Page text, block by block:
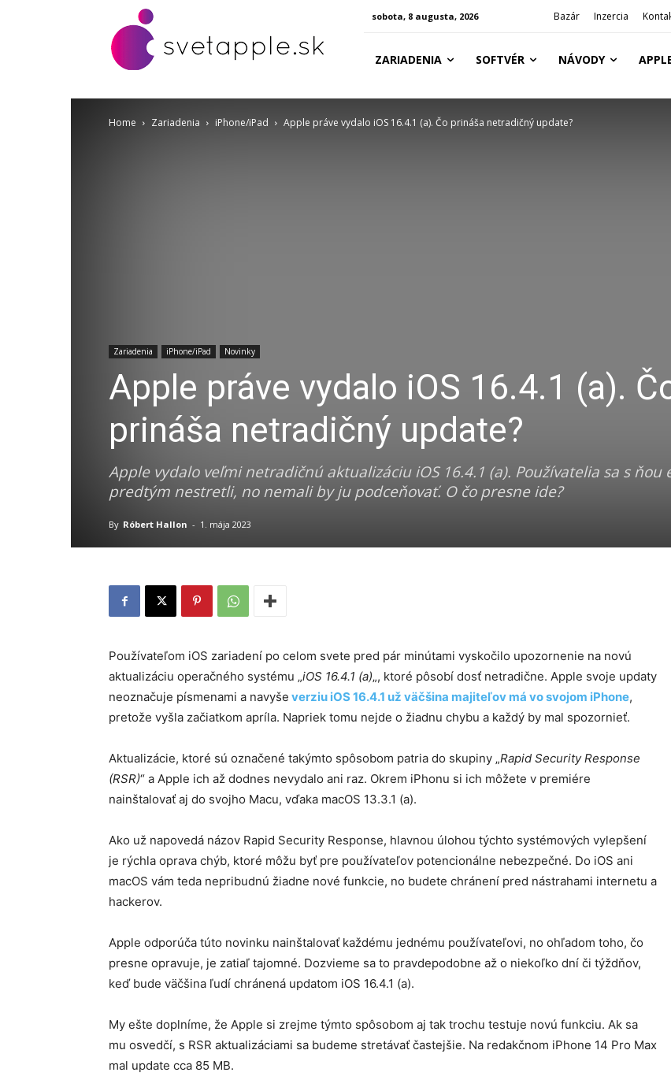
sobota, 8 augusta, 2026 Bazár Inzercia
ZARIADENIA SOFTVÉR NÁVODY
Home Zariadenia iPhone/iPad Apple práve vydalo iOS 16.4.1 (a). Čo prináša netradičný update?
Zariadenia iPhone/iPad Novinky
Apple práve vydalo iOS 16.4.1 (a).
prináša netradičný update?
Apple vydalo veľmi netradičnú aktualizáciu iOS 16.4.1 (a). Používatelia sa s ňou
predtým nestretli, no nemali by ju podceňovať. O čo presne ide?
By Róbert Hallon - 1. mája 2023
Používateľom iOS zariadení po celom svete pred pár minútami vyskočilo upozornenie na novú
aktualizáciu operačného systému „iOS 16.4.1 (a)„, ktoré pôsobí dosť netradične. Apple svoje updaty
neoznačuje písmenami a navyše verziu iOS 16.4.1 už väčšina majiteľov má vo svojom iPhone,
pretože vyšla začiatkom apríla. Napriek tomu nejde o žiadnu chybu a každý by mal spozornieť.
Aktualizácie, ktoré sú označené takýmto spôsobom patria do skupiny „Rapid Security Response
(RSR)“ a Apple ich až dodnes nevydalo ani raz. Okrem iPhonu si ich môžete v premiére
nainštalovať aj do svojho Macu, vďaka macOS 13.3.1 (a).
Ako už napovedá názov Rapid Security Response, hlavnou úlohou týchto systémových vylepšení
je rýchla oprava chýb, ktoré môžu byť pre používateľov potencionálne nebezpečné. Do iOS ani
macOS vám teda nepribudnú žiadne nové funkcie, no budete chránení pred nástrahami internetu a
hackerov.
Apple odporúča túto novinku nainštalovať každému jednému používateľovi, no ohľadom toho, čo
presne opravuje, je zatiaľ tajomné. Dozvieme sa to pravdepodobne až o niekoľko dní či týždňov,
keď bude väčšina ľudí chránená updatom iOS 16.4.1 (a).
My ešte doplníme, že Apple si zrejme týmto spôsobom aj tak trochu testuje novú funkciu. Ak sa
mu osvedčí, s RSR aktualizáciami sa budeme stretávať častejšie. Na redakčnom iPhone 14 Pro Max
mal update cca 85 MB.